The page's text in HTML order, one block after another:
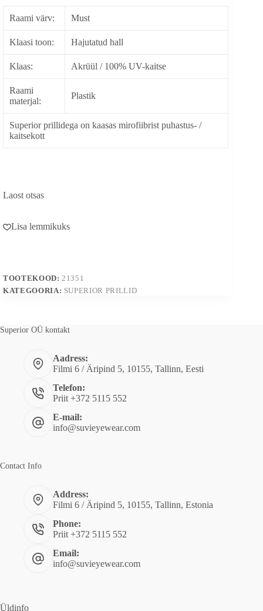
Raami värv: Must
Klaasi toon: Hajutatud hall
Klaas: Akrüül / 100% UV-kaitse
Raami
materjal:
Plastik
Superior prillidega on kaasas mirofiibrist puhastus- /
kaitsekott
Laost otsas
Lisa lemmikuks
TOOTEKOOD: 21351
KATEGOORIA: SUPERIOR PRILLID
Superior OÜ kontakt
Aadress:
Filmi 6 / Äripind 5, 10155, Tallinn, Eesti
Telefon:
Priit +372 5115 552
E-mail:
info@suvieyewear.com
Contact Info
Address:
Filmi 6 / Äripind 5, 10155, Tallinn, Estonia
Phone:
Priit +372 5115 552
Email:
info@suvieyewear.com
Üldinfo